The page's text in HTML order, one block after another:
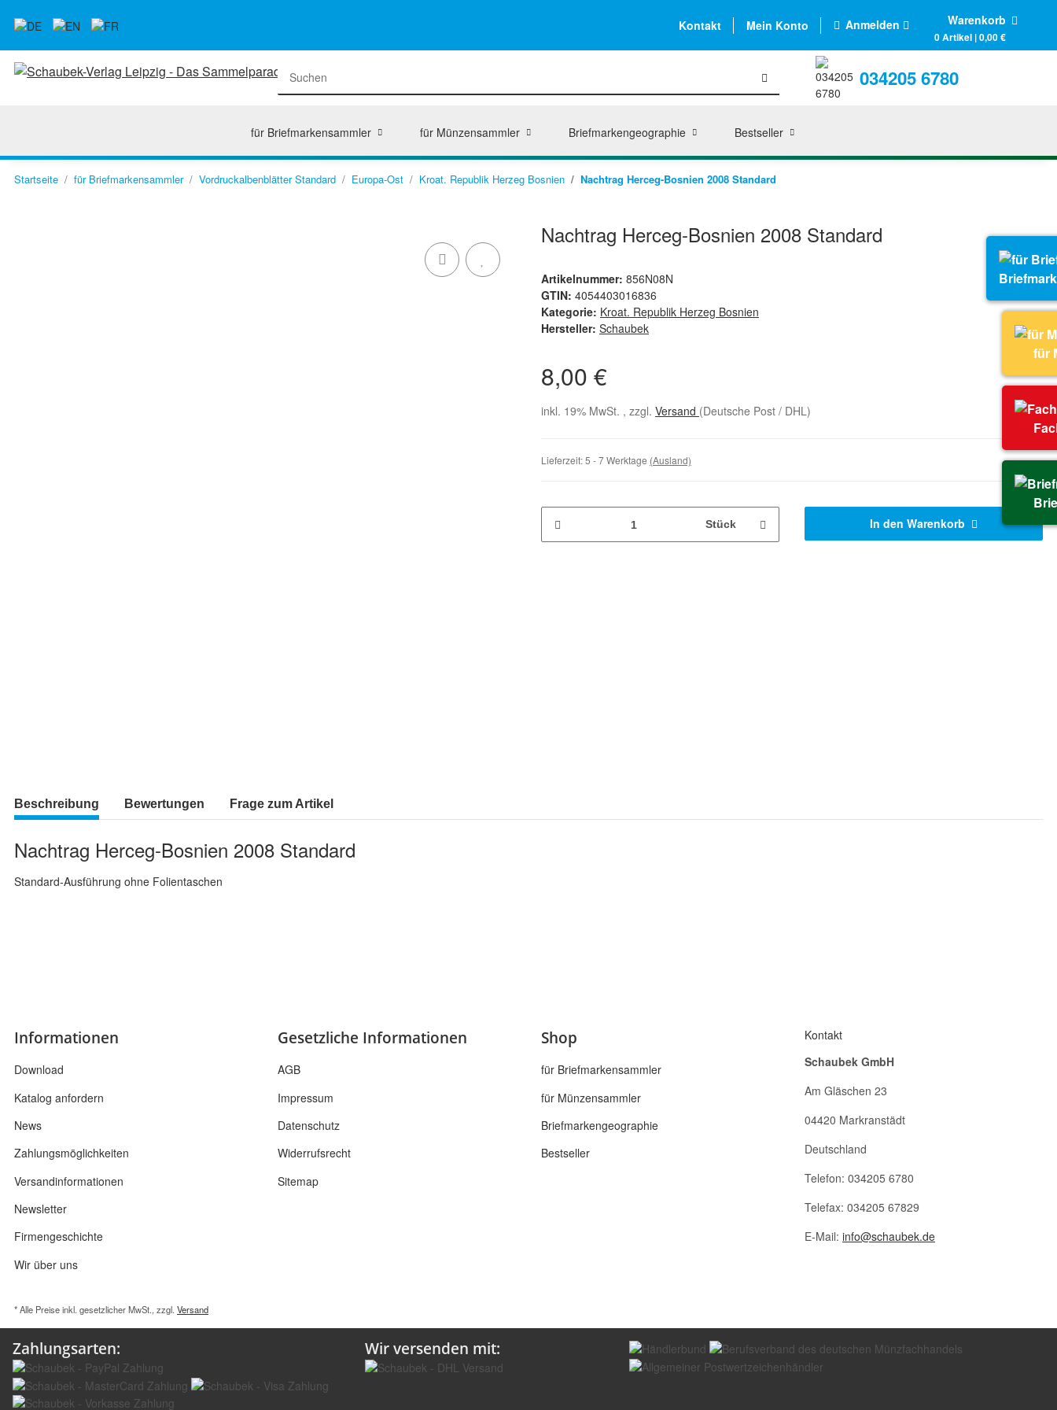
Kontakt Mein Konto Anmelden Warenkorb
0 Artikel | 0,00 €
034205 6780
für Briefmarkensammler für Münzensammler Briefmarkengeographie Bestseller
Startseite für Briefmarkensammler Vordruckalbenblätter Standard Europa-Ost Kroat. Republik Herzeg Bosnien Nachtrag Herceg-Bosnien 2008 Standard
Nachtrag Herceg-Bosnien 2008 Standard
Artikelnummer: 856N08N
GTIN: 4054403016836
Kategorie: Kroat. Republik Herzeg Bosnien
Hersteller: Schaubek
8,00 €
inkl. 19% MwSt. , zzgl. Versand (Deutsche Post / DHL)
Lieferzeit:5 - 7 Werktage (Ausland)
Stück In den Warenkorb
Beschreibung Bewertungen Frage zum Artikel
Nachtrag Herceg-Bosnien 2008 Standard
Standard-Ausführung ohne Folientaschen
Informationen
Download
Katalog anfordern
News
Zahlungsmöglichkeiten
Versandinformationen
Newsletter
Firmengeschichte
Wir über uns
Gesetzliche Informationen
AGB
Impressum
Datenschutz
Widerrufsrecht
Sitemap
Shop
für Briefmarkensammler
für Münzensammler
Briefmarkengeographie
Bestseller
Kontakt
Schaubek GmbH
Am Gläschen 23
04420 Markranstädt
Deutschland
Telefon: 034205 6780
Telefax: 034205 67829
E-Mail: info@schaubek.de
* Alle Preise inkl. gesetzlicher MwSt., zzgl. Versand
Zahlungsarten: Wir versenden mit:
für